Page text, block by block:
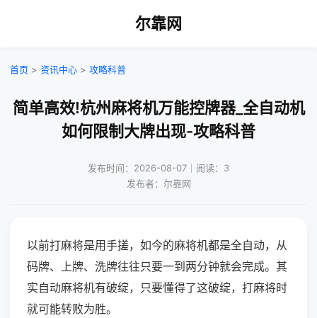
尔靠网
首页 > 资讯中心 > 攻略科普
简单高效!杭州麻将机万能控牌器_全自动机
如何限制大牌出现-攻略科普
发布时间：2026-08-07｜阅读：3
发布者：尔靠网
以前打麻将是用手搓，如今的麻将机都是全自动，从
码牌、上牌、洗牌往往只要一到两分钟就会完成。其
实自动麻将机有破绽，只要懂得了这破绽，打麻将时
就可能转败为胜。